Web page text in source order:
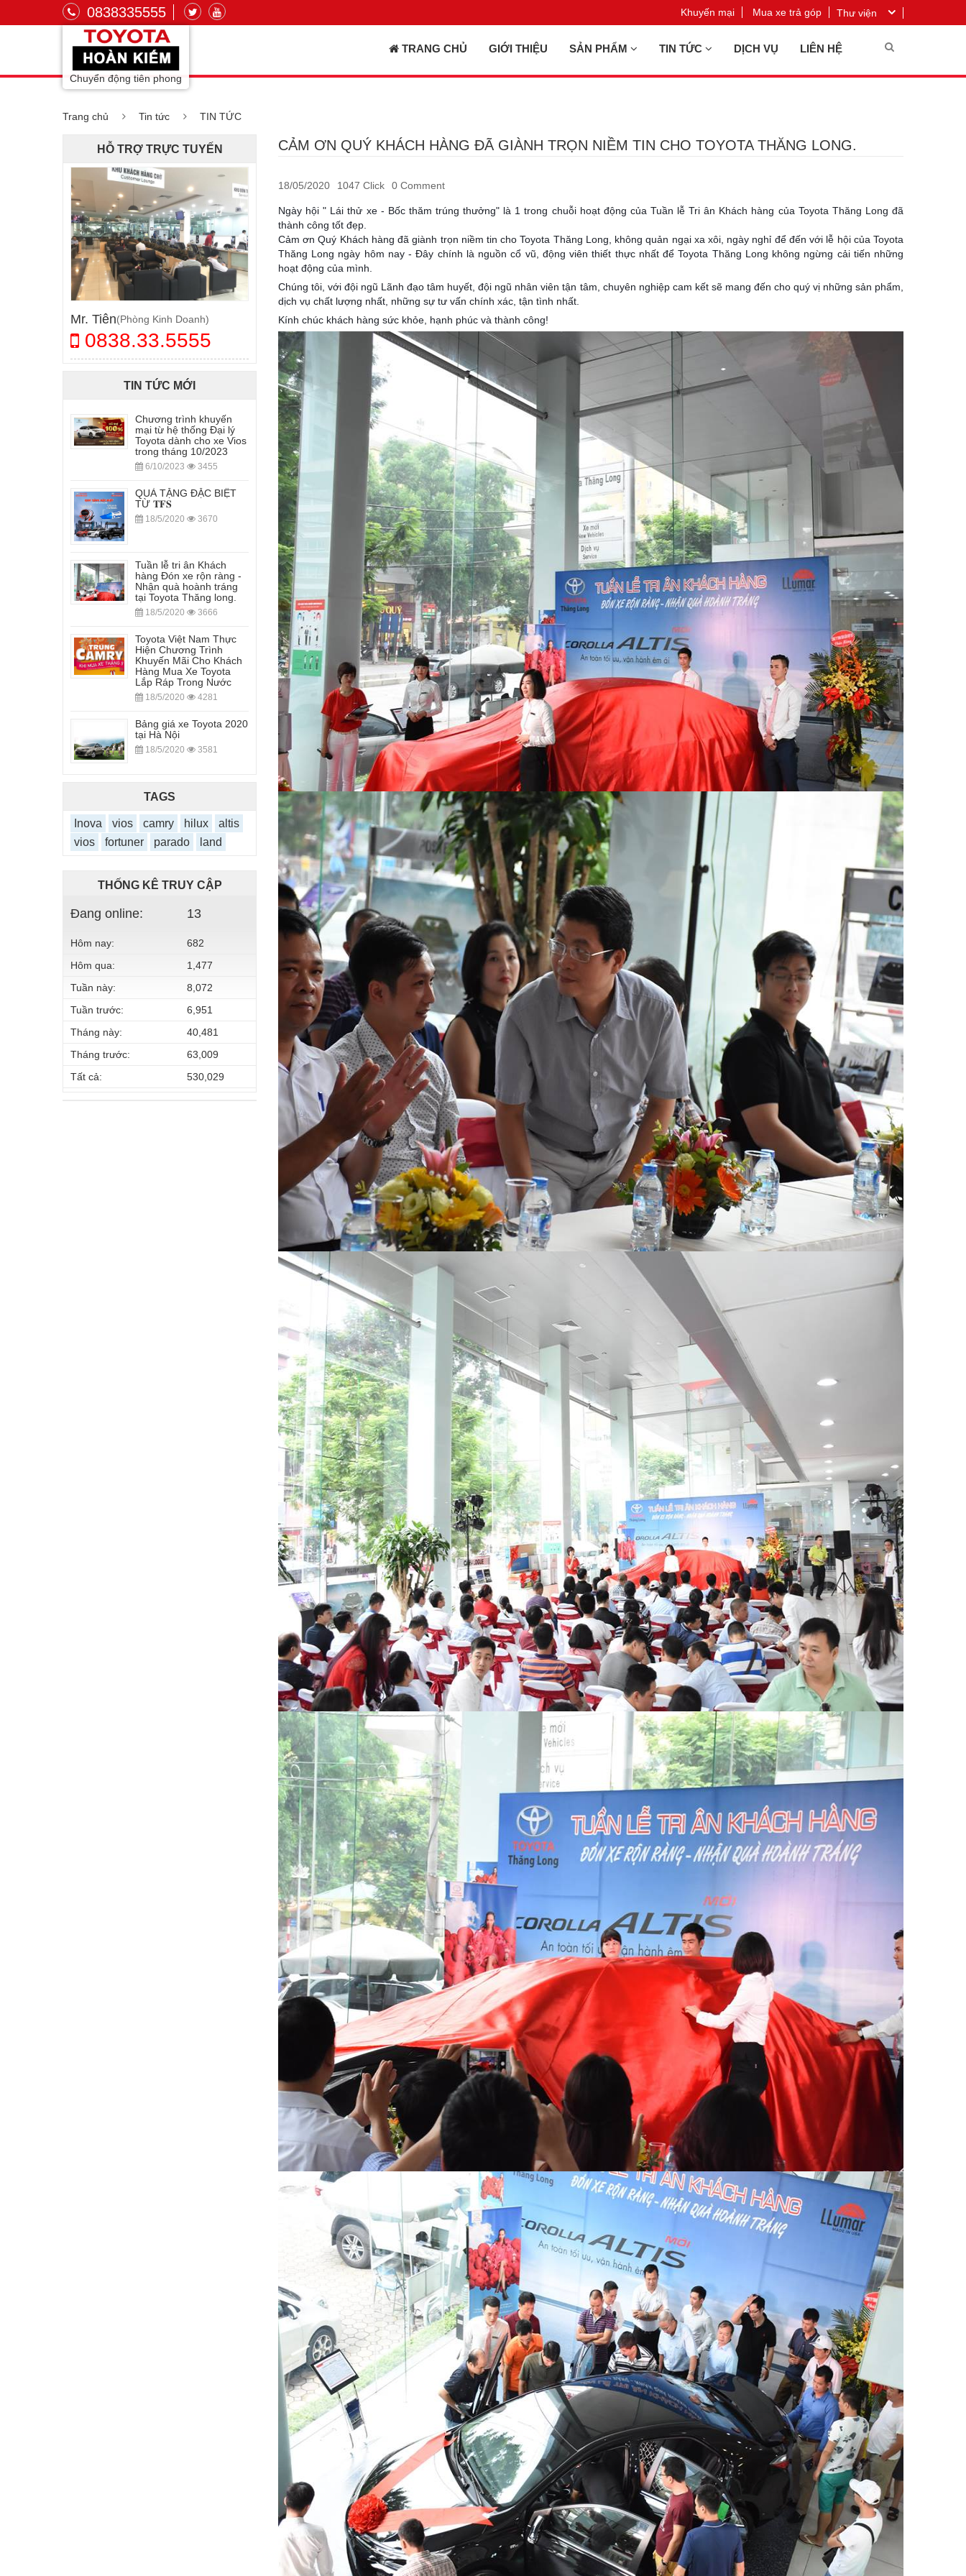
0838335555 Thư viện
Khuyến mại Mua xe trả góp
Chuyển động tiên phong
TRANG CHỦ GIỚI THIỆU SẢN PHẨM TIN TỨC DỊCH VỤ LIÊN HỆ
Trang chủ Tin tức TIN TỨC
CẢM ƠN QUÝ KHÁCH HÀNG ĐÃ GIÀNH TRỌN NIỀM TIN CHO TOYOTA THĂNG LONG.
18/05/2020 1047 Click 0 Comment
Ngày hội " Lái thử xe - Bốc thăm trúng thưởng" là 1 trong chuỗi hoạt động của Tuần lễ Tri ân Khách hàng của Toyota Thăng Long đã
thành công tốt đẹp.
Cảm ơn Quý Khách hàng đã giành trọn niềm tin cho Toyota Thăng Long, không quản ngại xa xôi, ngày nghỉ để đến với lễ hội của Toyota
Thăng Long ngày hôm nay - Đây chính là nguồn cổ vũ, động viên thiết thực nhất để Toyota Thăng Long không ngừng cải tiến những
hoạt động của mình.
Chúng tôi, với đội ngũ Lãnh đạo tâm huyết, đội ngũ nhân viên tận tâm, chuyên nghiệp cam kết sẽ mang đến cho quý vị những sản phẩm,
dịch vụ chất lượng nhất, những sự tư vấn chính xác, tận tình nhất.
Kính chúc khách hàng sức khỏe, hạnh phúc và thành công!
HỖ TRỢ TRỰC TUYẾN
Mr. Tiên(Phòng Kinh Doanh)
0838.33.5555
TIN TỨC MỚI
Chương trình khuyến
mại từ hệ thống Đại lý
Toyota dành cho xe Vios
trong tháng 10/2023
6/10/2023 3455
QUÀ TẶNG ĐẶC BIỆT
TỪ 𝐓𝐅𝐒
18/5/2020 3670
Tuần lễ tri ân Khách
hàng Đón xe rộn ràng -
Nhận quà hoành tráng
tại Toyota Thăng long.
18/5/2020 3666
Toyota Việt Nam Thực
Hiện Chương Trình
Khuyến Mãi Cho Khách
Hàng Mua Xe Toyota
Lắp Ráp Trong Nước
18/5/2020 4281
Bảng giá xe Toyota 2020
tại Hà Nội
18/5/2020 3581
TAGS
Inova vios camry hilux
altis
vios
fortuner parado land
THỐNG KÊ TRUY CẬP
Đang online: 13
Hôm nay:
682
Hôm qua:
1,477
Tuần này:
8,072
Tuần trước:
6,951
Tháng này:
40,481
Tháng trước:
63,009
Tất cả:
530,029